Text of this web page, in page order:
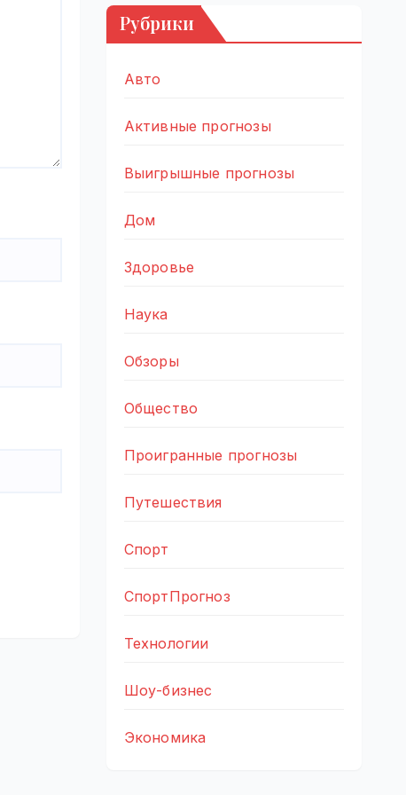
Рубрики
Авто
Активные прогнозы
Выигрышные прогнозы
Дом
Здоровье
Наука
Обзоры
Общество
Проигранные прогнозы
Путешествия
Спорт
СпортПрогноз
Технологии
Шоу-бизнес
Экономика